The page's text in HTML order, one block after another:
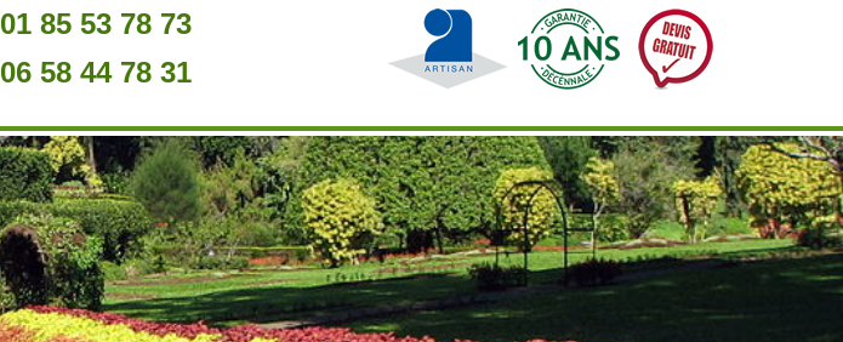
01 85 53 78 73
06 58 44 78 31